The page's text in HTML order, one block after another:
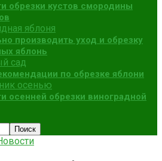
обрезки кустов смородины
производить уход и обрезку
яблонь
по обрезке яблони
осенней обрезки виноградной